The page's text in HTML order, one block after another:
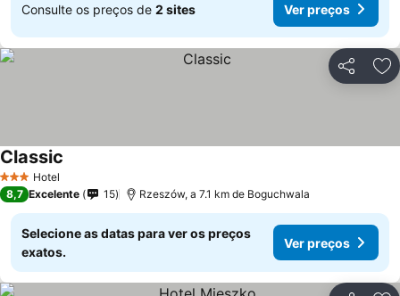
Consulte os preços de 2 sites Ver preços
Partilhar
3 EstrelasHotel
Classic
8,7 Excelente 15 Rzeszów, a 7.1 km de Boguchwala
Selecione as datas para ver os preços
exatos.
Ver preços